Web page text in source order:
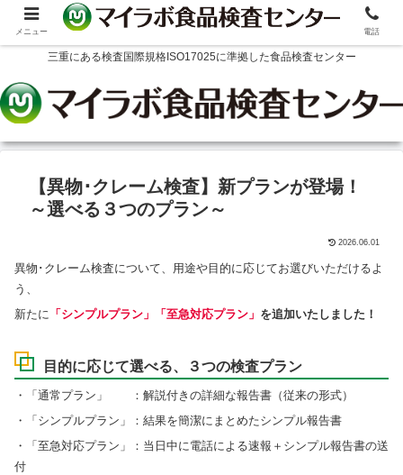
三重にある検査国際規格ISO17025に準拠した食品検査センター
【異物･クレーム検査】新プランが登場！
～選べる３つのプラン～
2026.06.01
異物･クレーム検査について、用途や目的に応じてお選びいただけるよ
う、
新たに 「シンプルプラン」「至急対応プラン」 を追加いたしました！
目的に応じて選べる、３つの検査プラン
・「通常プラン」 ：解説付きの詳細な報告書（従来の形式）
・「シンプルプラン」：結果を簡潔にまとめたシンプル報告書
・「至急対応プラン」：当日中に電話による速報＋シンプル報告書の送
付
メニュー 電話